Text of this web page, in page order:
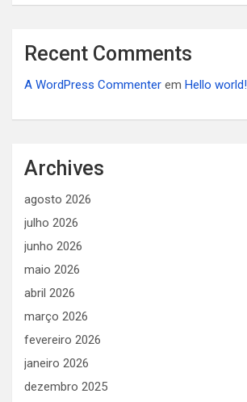
Recent Comments
A WordPress Commenter em Hello world!
Archives
agosto 2026
julho 2026
junho 2026
maio 2026
abril 2026
março 2026
fevereiro 2026
janeiro 2026
dezembro 2025